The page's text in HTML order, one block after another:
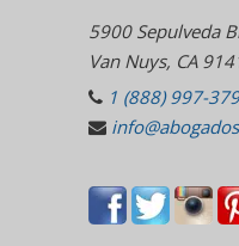
5900 Sepulveda
Van Nuys, CA
1 (888) 997-